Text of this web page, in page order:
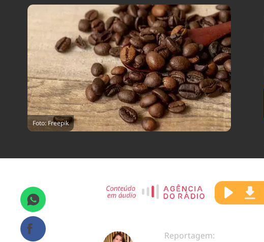
Foto: Freepik
Reportagem: